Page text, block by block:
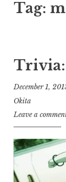
Tag:
Trivia:
December 1,
Okita
Leave a